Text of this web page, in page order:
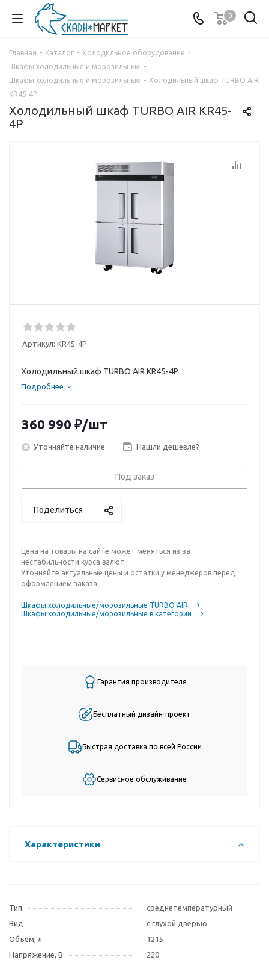
0
Главная - Каталог - Холодильное оборудование -
Шкафы холодильные и морозильные -
Шкафы холодильные и морозильные - Холодильный шкаф TURBO AIR
KR45-4P
Холодильный шкаф TURBO AIR KR45-
4P
Артикул: KR45-4P
Холодильный шкаф TURBO AIR KR45-4P
Подробнее
360 990 ₽/шт
Уточняйте наличие Нашли дешевле?
Под заказ
Поделиться
Цена на товары на сайте может меняться из-за
нестабильности курса валют.
Уточняйте актуальные цены и остатки у менеджеров перед
оформлением заказа.
Шкафы холодильные/морозильные TURBO AIR
Шкафы холодильные/морозильные в категории
Гарантия производителя
Бесплатный дизайн-проект
Быстрая доставка по всей России
Сервисное обслуживание
Характеристики
Тип
среднетемпературный
Вид
с глухой дверью
Объем, л
1215
Напряжение, В
220